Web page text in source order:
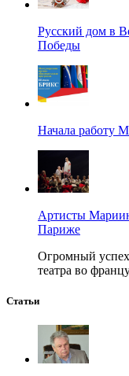
Русский дом в
Победы
Начала работу
Артисты
Париже
Огромный
театра во
Статьи